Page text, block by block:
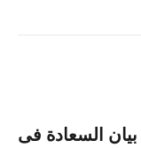
السعادة فی